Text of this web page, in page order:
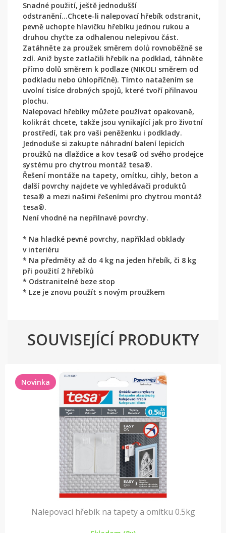
Snadné použití, ještě jednodušší
odstranění...Chcete-li nalepovací hřebík odstranit,
pevně uchopte hlavičku hřebíku jednou rukou a
druhou chyťte za odhalenou nelepivou část.
Zatáhněte za proužek směrem dolů rovnoběžně se
zdí. Aniž byste zatlačili hřebík na podklad, táhněte
přímo dolů směrem k podlaze (NIKOLI směrem od
podkladu nebo úhlopříčně). Tímto natažením se
uvolní tisíce drobných spojů, které tvoří přilnavou
plochu.
Nalepovací hřebíky můžete používat opakovaně,
kolikrát chcete, takže jsou vynikající jak pro životní
prostředí, tak pro vaši peněženku i podklady.
Jednoduše si zakupte náhradní balení lepicích
proužků na dlaždice a kov tesa® od svého prodejce
systému pro chytrou montáž tesa®.
Řešení montáže na tapety, omítku, cihly, beton a
další povrchy najdete ve vyhledávači produktů
tesa® a mezi našimi řešeními pro chytrou montáž
tesa®.
Není vhodné na nepřilnavé povrchy.
* Na hladké pevné povrchy, například obklady
v interiéru
* Na předměty až do 4 kg na jeden hřebík, či 8 kg
při použití 2 hřebíků
* Odstranitelné beze stop
* Lze je znovu použít s novým proužkem
SOUVISEJÍCÍ PRODUKTY
Novinka
Nalepovací hřebík na tapety a omítku 0.5kg